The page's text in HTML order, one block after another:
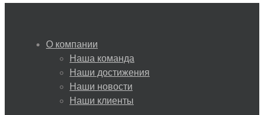
О компании
Наша команда
Наши достижения
Наши новости
Наши клиенты